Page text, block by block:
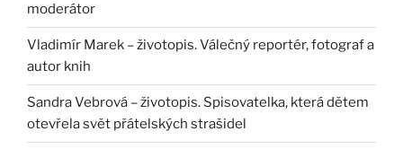
moderátor
Vladimír Marek – životopis. Válečný reportér, fotograf a
autor knih
Sandra Vebrová – životopis. Spisovatelka, která dětem
otevřela svět přátelských strašidel